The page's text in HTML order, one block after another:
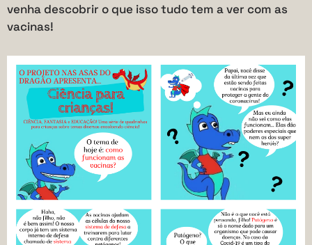
venha descobrir o que isso tudo tem a ver com as
vacinas!